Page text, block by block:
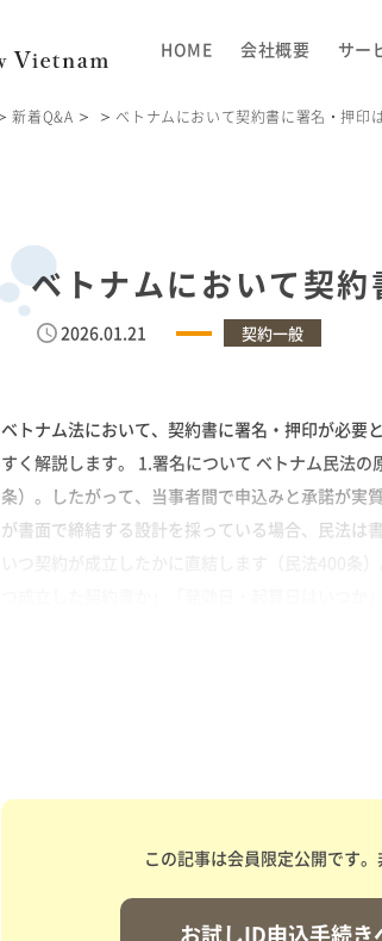
HOME 会社概要 サー
新着Q&A ベトナムにおいて契約書に署名・押印
ベトナムにおいて契
2026.01.21 契約一般
ベトナム法において、契約書に署名・押印が必要
すく解説します。 1.署名について ベトナム民法
条）。したがって、当事者間で申込みと承諾が実
が書面で締結する設計を採っている場合、民法は
この記事は会員限定公開です
お試しID申込手続き